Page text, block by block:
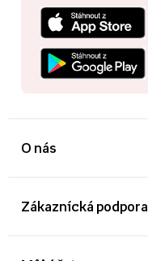
O nás
Zákaznícká podpora